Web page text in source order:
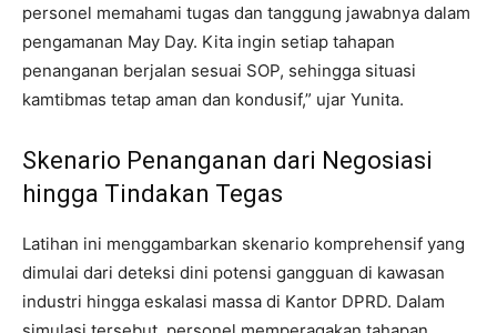
personel memahami tugas dan tanggung jawabnya dalam
pengamanan May Day. Kita ingin setiap tahapan
penanganan berjalan sesuai SOP, sehingga situasi
kamtibmas tetap aman dan kondusif,” ujar Yunita.
Skenario Penanganan dari Negosiasi
hingga Tindakan Tegas
Latihan ini menggambarkan skenario komprehensif yang
dimulai dari deteksi dini potensi gangguan di kawasan
industri hingga eskalasi massa di Kantor DPRD. Dalam